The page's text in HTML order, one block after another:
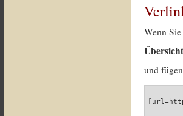
Wenn
und